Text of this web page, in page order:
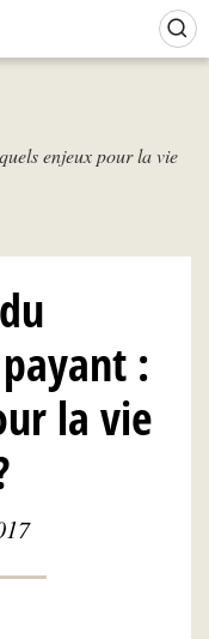
c
i
N
L
enjeux pour la vie
:
la vie
de connexion)